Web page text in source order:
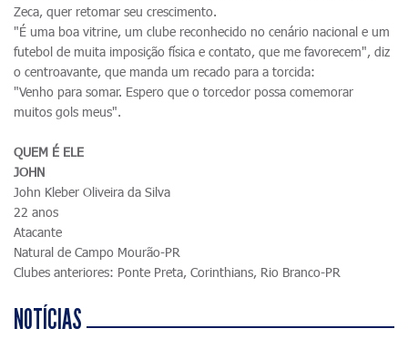
Zeca, quer retomar seu crescimento.
"É uma boa vitrine, um clube reconhecido no cenário nacional e um
futebol de muita imposição física e contato, que me favorecem", diz
o centroavante, que manda um recado para a torcida:
"Venho para somar. Espero que o torcedor possa comemorar
muitos gols meus".
QUEM É ELE
JOHN
John Kleber Oliveira da Silva
22 anos
Atacante
Natural de Campo Mourão-PR
Clubes anteriores: Ponte Preta, Corinthians, Rio Branco-PR
NOTÍCIAS